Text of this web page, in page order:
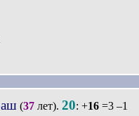
(37 лет).20: +16 =3 –1